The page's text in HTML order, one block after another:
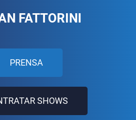
FATTORINI
PRENSA
SHOWS